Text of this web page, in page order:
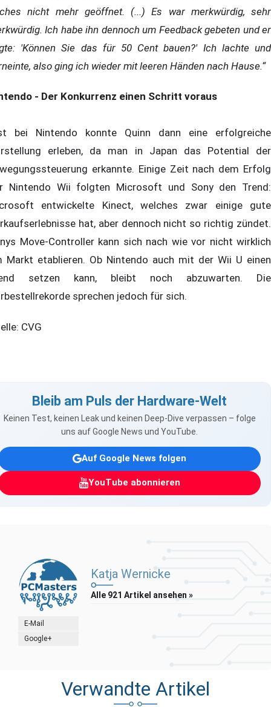
nicht mehr geöffnet. (...) Es war merkwürdig, sehr
Ich habe ihn dennoch um Feedback gebeten und er
'Können Sie das für 50 Cent bauen?' Ich lachte und
also ging ich wieder mit leeren Händen nach Hause.“
- Der Konkurrenz einen Schritt voraus
bei Nintendo konnte Quinn dann eine erfolgreiche
erleben, da man in Japan das Potential der
erkannte. Einige Zeit nach dem Erfolg
Nintendo Wii folgten Microsoft und Sony den Trend:
entwickelte Kinect, welches zwar einige gute
hat, aber dennoch nicht so richtig zündet.
Move-Controller kann sich nach wie vor nicht wirklich
Markt etablieren. Ob Nintendo auch mit der Wii U einen
setzen kann, bleibt noch abzuwarten. Die
sprechen jedoch für sich.
CVG
Bleib am Puls der Hardware-Welt
Keinen Test, keinen Leak und keinen Deep-Dive verpassen – folge
uns auf Google News und YouTube.
Auf Google News folgen
YouTube abonnieren
E-Mail
Google+
Katja Wernicke
Alle 921 Artikel ansehen »
Verwandte Artikel